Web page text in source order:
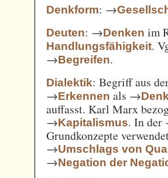
Denkform: →
Deuten: →Denken im
Handlungsfähigkeit.
→Begreifen.
Dialektik: Begriff aus
→Erkennen als →
auffasst. Karl Marx
→Kapitalismus. In
Grundkonzepte
→Umschlags von
→Negation der